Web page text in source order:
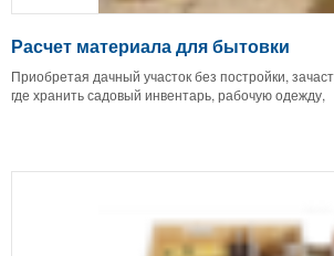
Расчет материала для бытовки
Приобретая дачный участок без постройки,
где хранить садовый инвентарь, рабочую одежду,